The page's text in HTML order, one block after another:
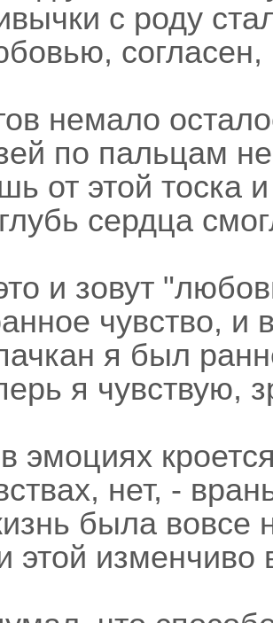
с роду
согласен,
немало
по пальцам
от этой тоска
сердца
и зовут
чувство, и
я был
я чувствую,
эмоциях
нет, -
была вовсе
этой изменчиво